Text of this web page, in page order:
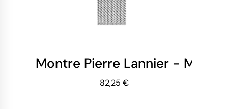
Montre Pierre Lannier -
82,25 €